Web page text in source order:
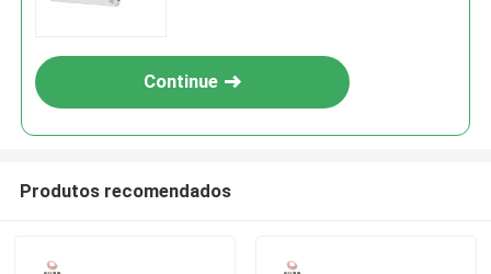
Continue
Produtos recomendados